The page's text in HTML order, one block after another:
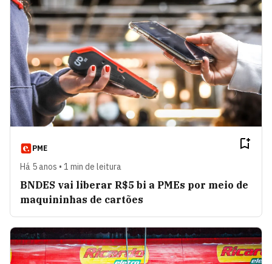
PME
Há 5 anos • 1 min de leitura
BNDES vai liberar R$5 bi a PMEs por meio de
maquininhas de cartões